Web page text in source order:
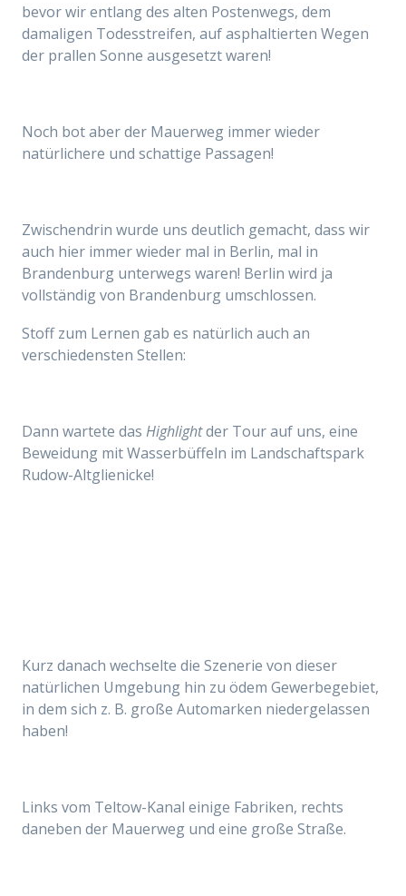
bevor wir entlang des alten Postenwegs, dem
damaligen Todesstreifen, aufasphaltierten Wegen
der prallen Sonne ausgesetzt waren!
Noch bot aber der Mauerweg immer wieder
natürlichere und schattige Passagen!
Zwischendrin wurde uns deutlich gemacht, dass wir
auch hier immer wieder mal in Berlin, mal in
Brandenburg unterwegs waren! Berlin wird ja
vollständig von Brandenburg umschlossen.
Stoff zum Lernen gab es natürlich auch an
verschiedensten Stellen:
Dann wartete das Highlightder Tour auf uns, eine
Beweidung mit Wasserbüffeln im Landschaftspark
Rudow-Altglienicke!
Kurz danach wechselte die Szenerie von dieser
natürlichen Umgebung hin zu ödem Gewerbegebiet,
in dem sich z. B. große Automarken niedergelassen
haben!
Links vom Teltow-Kanal einige Fabriken, rechts
daneben der Mauerweg und eine große Straße.